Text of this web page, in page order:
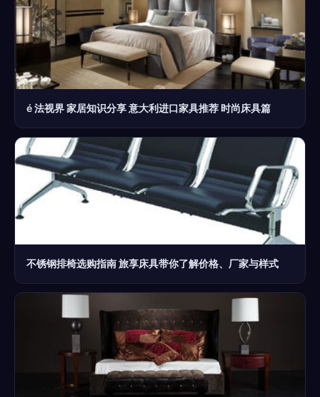
é 法视界 家居知识分享 意大利进口家具推荐 时尚床具篇
不锈钢排椅选购指南 旅享床具带你了解价格、厂家与样式